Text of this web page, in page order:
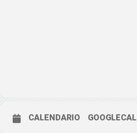
CALENDARIO GOOGLECAL